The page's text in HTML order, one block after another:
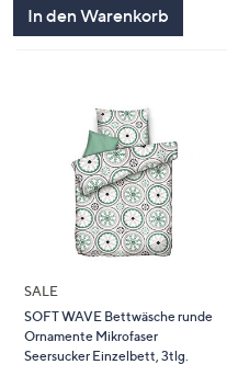
In den Warenkorb
SALE
SOFT WAVE Bettwäsche runde
Ornamente Mikrofaser
Seersucker Einzelbett, 3tlg.